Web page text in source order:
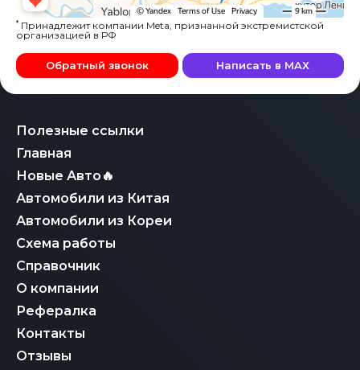
Полезные ссылки
Главная
Новые Авто🔥
Автомобили из Китая
Автомобили из Кореи
Схема работы
Справочник
О компании
Рефералка
Контакты
Отзывы
* Принадлежит компании Meta, признанной экстремистской
организацией в РФ
Обратный звонок Написать в MAX